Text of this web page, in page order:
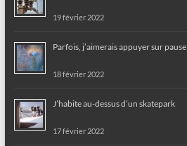
19 février 2022
Parfois, j’aimerais appuyer sur pause
18 février 2022
J’habite au-dessus d’un skatepark
17 février 2022